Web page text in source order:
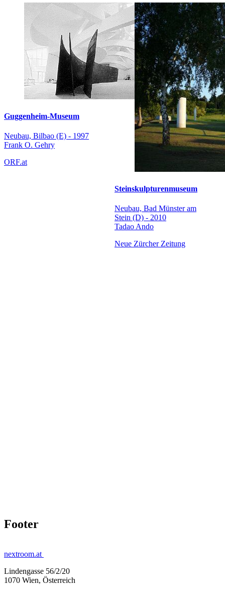
Guggenheim-Museum
Neubau, Bilbao (E) - 1997
Frank O. Gehry
ORF.at
Steinskulpturenmuseum
Neubau, Bad Münster am
Stein (D) - 2010
Tadao Ando
Neue Zürcher Zeitung
Footer
nextroom.at
Lindengasse 56/2/20
1070 Wien, Österreich